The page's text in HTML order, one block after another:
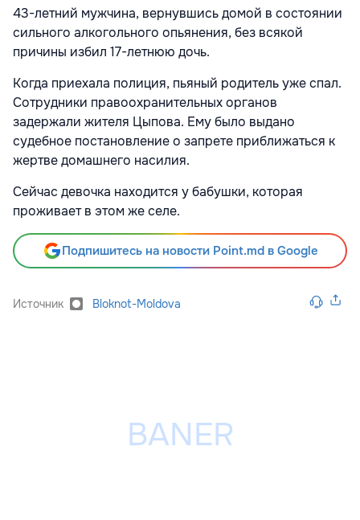
43-летний мужчина, вернувшись домой в состоянии
сильного алкогольного опьянения, без всякой
причины избил 17-летнюю дочь.
Когда приехала полиция, пьяный родитель уже спал.
Сотрудники правоохранительных органов
задержали жителя Цыпова. Ему было выдано
судебное постановление о запрете приближаться к
жертве домашнего насилия.
Сейчас девочка находится у бабушки, которая
проживает в этом же селе.
Подпишитесь на новости Point.md в Google
Источник Bloknot-Moldova